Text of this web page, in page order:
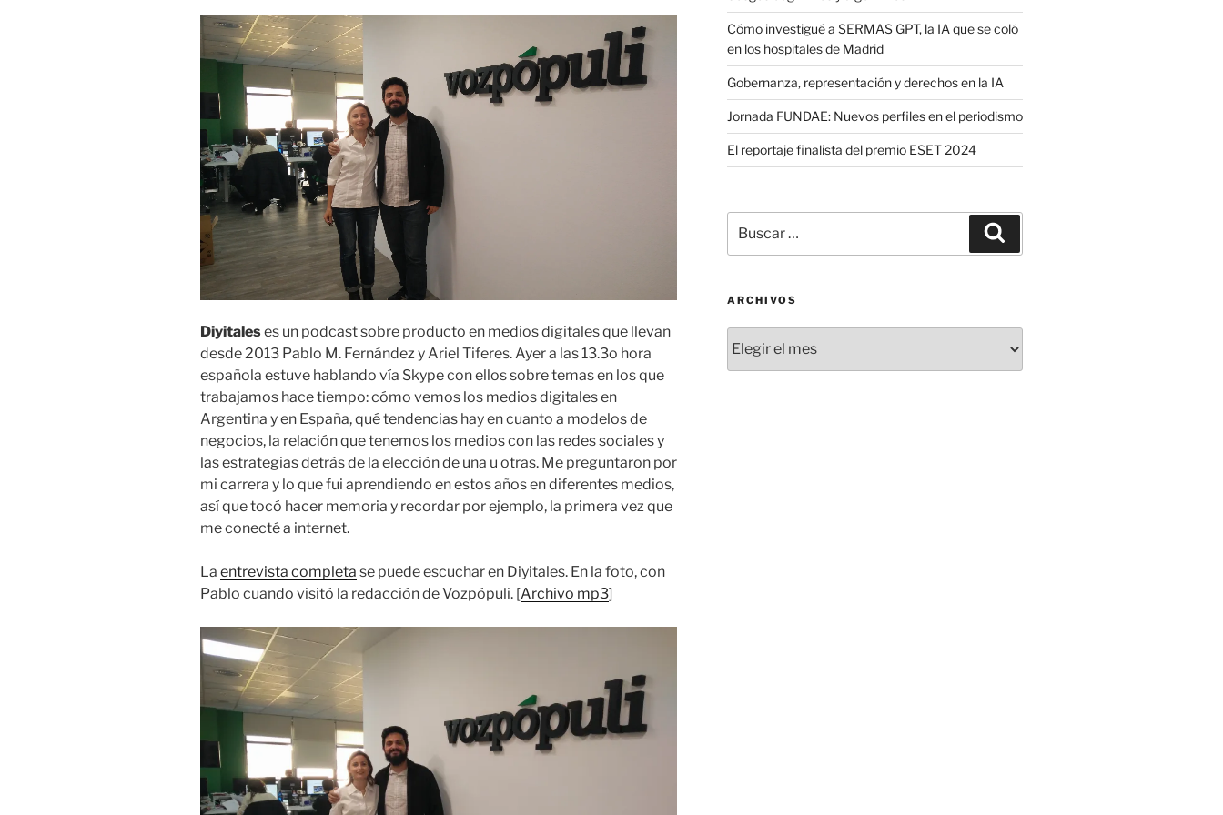
Diyitaleses un podcast sobre producto en medios digitales que llevan
desde 2013 Pablo M. Fernández y Ariel Tiferes. Ayer a las 13.3o hora
española estuve hablando vía Skype con ellos sobre temas en los que
trabajamos hace tiempo: cómo vemos los medios digitales en
Argentina y en España, qué tendencias hay en cuanto a modelos de
negocios, la relación que tenemos los medios con las redes sociales y
las estrategias detrás de la elección de una u otras. Me preguntaron por
mi carrera y lo que fui aprendiendo en estos años en diferentes medios,
así que tocó hacer memoria y recordar por ejemplo, la primera vez que
me conecté a internet.
La entrevista completa se puede escuchar en Diyitales. En la foto, con
Pablo cuando visitó la redacción de Vozpópuli. [Archivo mp3]
Cómo investigué a SERMAS GPT, la IA que se coló
en los hospitales de Madrid
Gobernanza, representación y derechos en la IA
Jornada FUNDAE: Nuevos perfiles en el periodismo
El reportaje finalista del premio ESET 2024
por:
ARCHIVOS